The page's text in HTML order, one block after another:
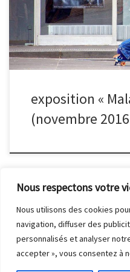
Nous respectons votre
Nous utilisons des cookies
navigation, diffuser des
personnalisés et analyser
accepter », vous consentez à
l’image, à traduire ce lien
L’exposition d’environ 70
Malakoff du 10 octobre au 6
exposition «
(novembre
© 2026Club Photo de